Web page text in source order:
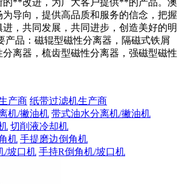
导向，提供高品质和服务的信念，把握
，共同发展，共同进步，创造美好的明
产品：磁辊型磁性分离器，隔磁式铁屑
离器，梳齿型磁性分离器，强磁型磁性
纸带过滤机生产商
带式油水分离机/撇油机
切削液冷却机
手提磨边倒角机
手持R倒角机/坡口机